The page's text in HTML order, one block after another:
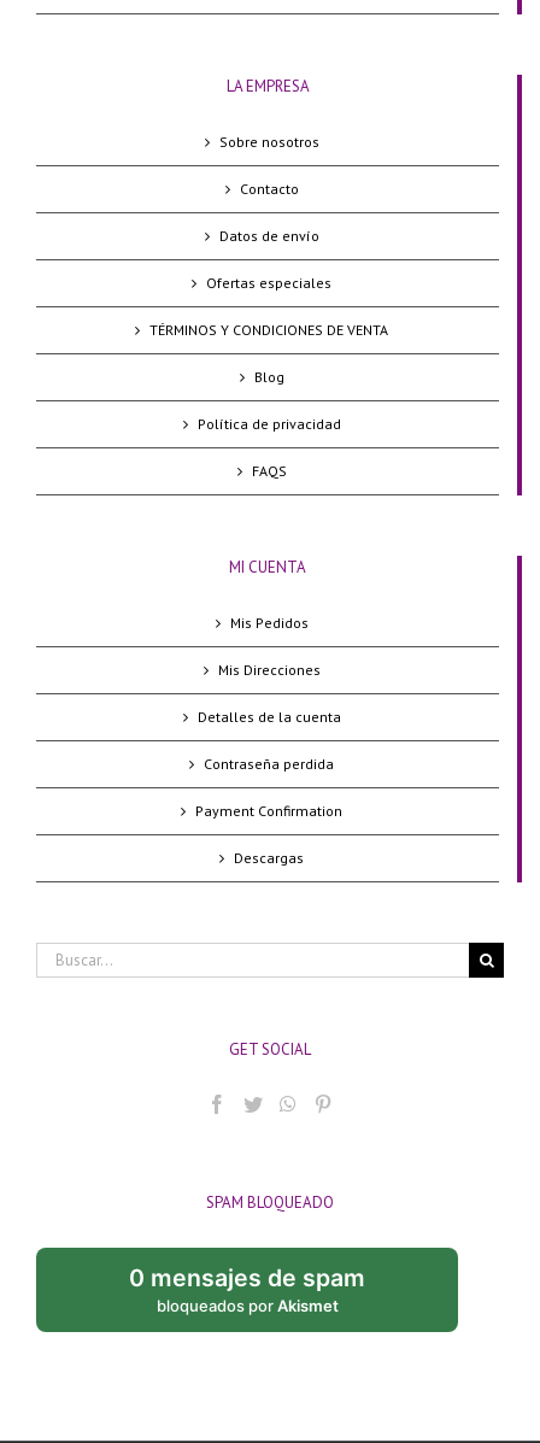
LA EMPRESA
Sobre nosotros
Contacto
Datos de envío
Ofertas especiales
TÉRMINOS Y CONDICIONES DE VENTA
Blog
Política de privacidad
FAQS
MI CUENTA
Mis Pedidos
Mis Direcciones
Detalles de la cuenta
Contraseña perdida
Payment Confirmation
Descargas
Buscar:
GET SOCIAL
SPAM BLOQUEADO
0 mensajes de spam
bloqueados porAkismet